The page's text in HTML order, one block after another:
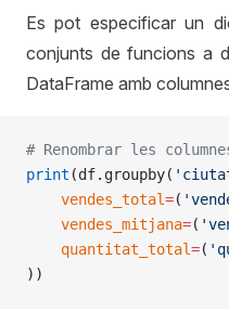
Es pot especificar un
conjunts de funcions a
DataFrame amb
# Renombrar les
print (df.groupby(
    vendes_total
=(
    vendes_mitjana
=(
    quantitat_total
=(
))